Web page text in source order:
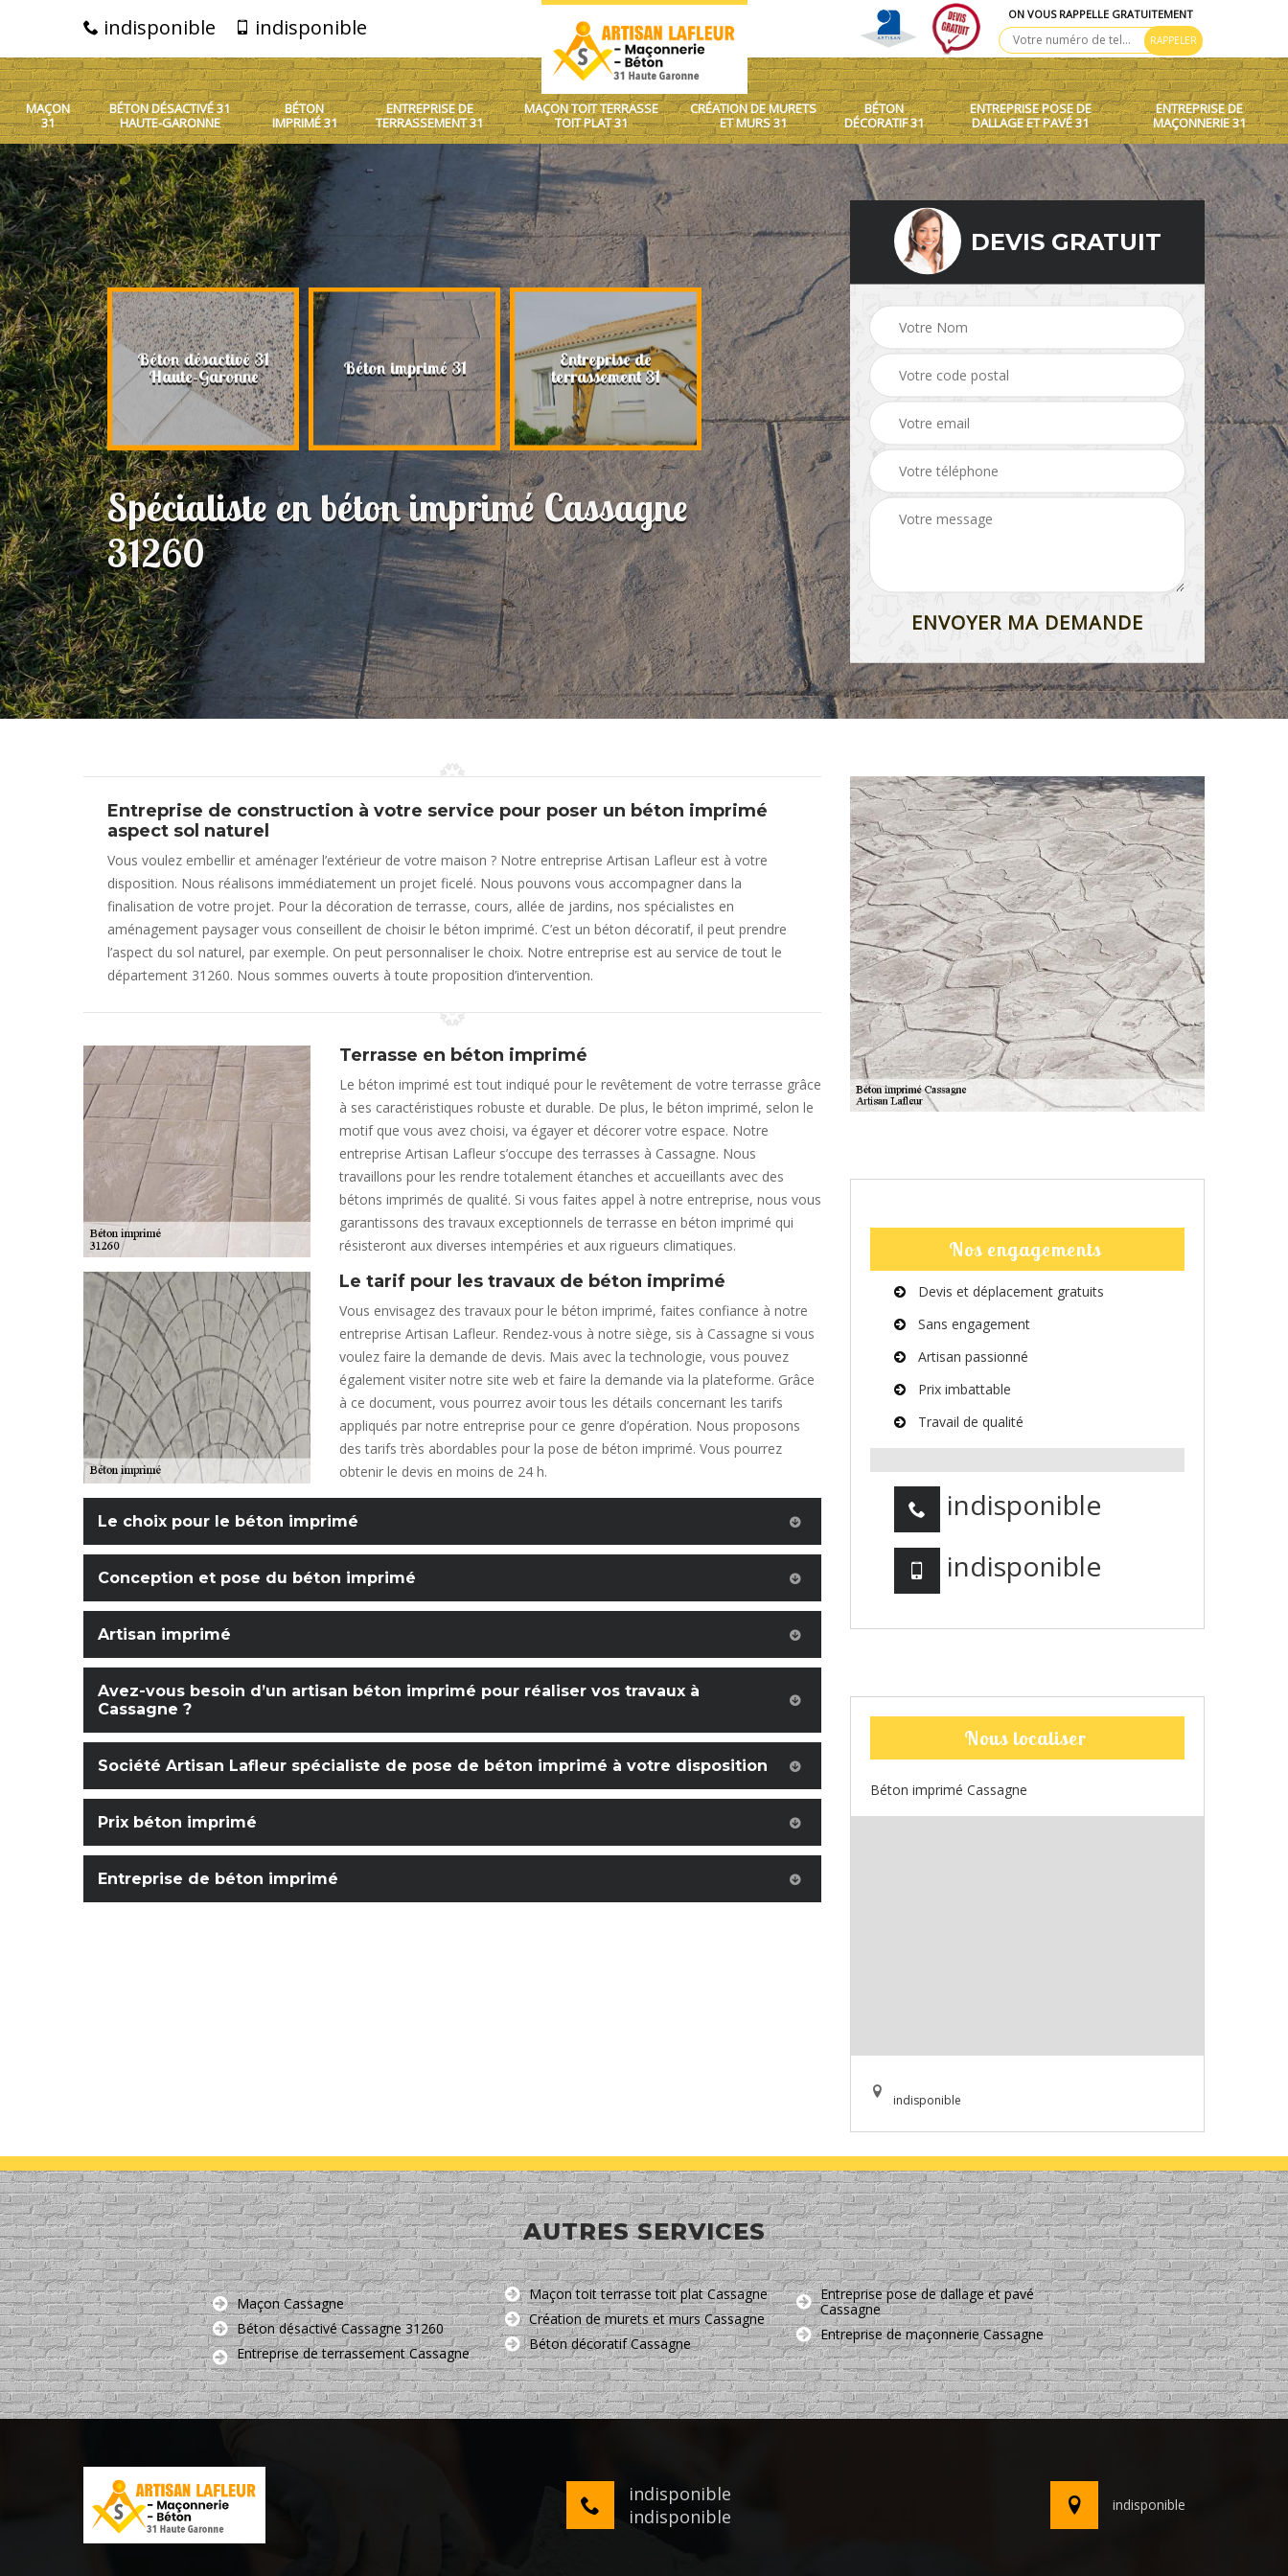
indisponible indisponible
ON VOUS RAPPELLE GRATUITEMENT
MAÇON
31
BÉTON DÉSACTIVÉ 31
HAUTE-GARONNE
BÉTON
IMPRIMÉ 31
ENTREPRISE DE
TERRASSEMENT 31
MAÇON TOIT TERRASSE
TOIT PLAT 31
CRÉATION DE MURETS
ET MURS 31
BÉTON
DÉCORATIF 31
ENTREPRISE POSE DE
DALLAGE ET PAVÉ 31
ENTREPRISE DE
MAÇONNERIE 31
31 Béton désactivé 31
Haute-Garonne Béton imprimé 31 Entreprise de
terrassement 31
Maçon toit terrasse toit
plat 31
Création de murets et
murs 31 Béton décoratif 31
Spécialiste en béton imprimé Cassagne
31260
DEVIS GRATUIT
Entreprise de construction à votre service pour poser un béton imprimé
aspect sol naturel
Vous voulez embellir et aménager l’extérieur de votre maison ? Notre entreprise Artisan Lafleur est à votre
disposition. Nous réalisons immédiatement un projet ficelé. Nous pouvons vous accompagner dans la
finalisation de votre projet. Pour la décoration de terrasse, cours, allée de jardins, nos spécialistes en
aménagement paysager vous conseillent de choisir le béton imprimé. C’est un béton décoratif, il peut prendre
l’aspect du sol naturel, par exemple. On peut personnaliser le choix. Notre entreprise est au service de tout le
département 31260. Nous sommes ouverts à toute proposition d’intervention.
Terrasse en béton imprimé
Le béton imprimé est tout indiqué pour le revêtement de votre terrasse grâce
à ses caractéristiques robuste et durable. De plus, le béton imprimé, selon le
motif que vous avez choisi, va égayer et décorer votre espace. Notre
entreprise Artisan Lafleur s’occupe des terrasses à Cassagne. Nous
travaillons pour les rendre totalement étanches et accueillants avec des
bétons imprimés de qualité. Si vous faites appel à notre entreprise, nous vous
garantissons des travaux exceptionnels de terrasse en béton imprimé qui
résisteront aux diverses intempéries et aux rigueurs climatiques.
Le tarif pour les travaux de béton imprimé
Vous envisagez des travaux pour le béton imprimé, faites confiance à notre
entreprise Artisan Lafleur. Rendez-vous à notre siège, sis à Cassagne si vous
voulez faire la demande de devis. Mais avec la technologie, vous pouvez
également visiter notre site web et faire la demande via la plateforme. Grâce
à ce document, vous pourrez avoir tous les détails concernant les tarifs
appliqués par notre entreprise pour ce genre d’opération. Nous proposons
des tarifs très abordables pour la pose de béton imprimé. Vous pourrez
obtenir le devis en moins de 24 h.
Le choix pour le béton imprimé
Conception et pose du béton imprimé
Artisan imprimé
Avez-vous besoin d’un artisan béton imprimé pour réaliser vos travaux à
Cassagne ?
Société Artisan Lafleur spécialiste de pose de béton imprimé à votre disposition
Prix béton imprimé
Entreprise de béton imprimé
Nos engagements
Devis et déplacement gratuits
Sans engagement
Artisan passionné
Prix imbattable
Travail de qualité
indisponible
indisponible
Nous localiser
Béton imprimé Cassagne
indisponible
AUTRES SERVICES
Maçon Cassagne
Béton désactivé Cassagne 31260
Entreprise de terrassement Cassagne
Maçon toit terrasse toit plat Cassagne
Création de murets et murs Cassagne
Béton décoratif Cassagne
Entreprise pose de dallage et pavé
Cassagne
Entreprise de maçonnerie Cassagne
indisponible
indisponible
indisponible